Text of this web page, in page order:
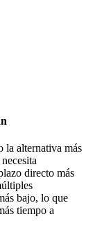
la alternativa más
directo más
bajo, lo que
tiempo a